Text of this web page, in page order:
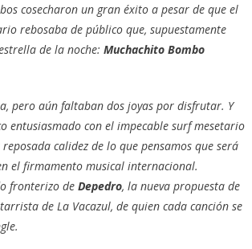
cosecharon un gran éxito a pesar de que el
rebosaba de público que, supuestamente
de la noche: Muchachito Bombo
pero aún faltaban dos joyas por disfrutar. Y
entusiasmado con el impecable surf mesetario
reposada calidez de lo que pensamos que será
el firmamento musical internacional.
fronterizo de Depedro, la nueva propuesta de
de La Vacazul, de quien cada canción se